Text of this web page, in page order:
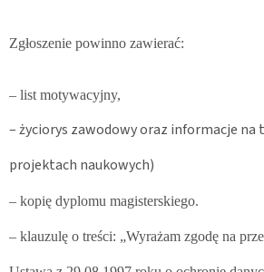
Zgłoszenie powinno zawierać:
– list motywacyjny,
– życiorys zawodowy oraz informacje
projektach naukowych)
– kopię dyplomu magisterskiego.
– klauzulę o treści: „Wyrażam zgodę na